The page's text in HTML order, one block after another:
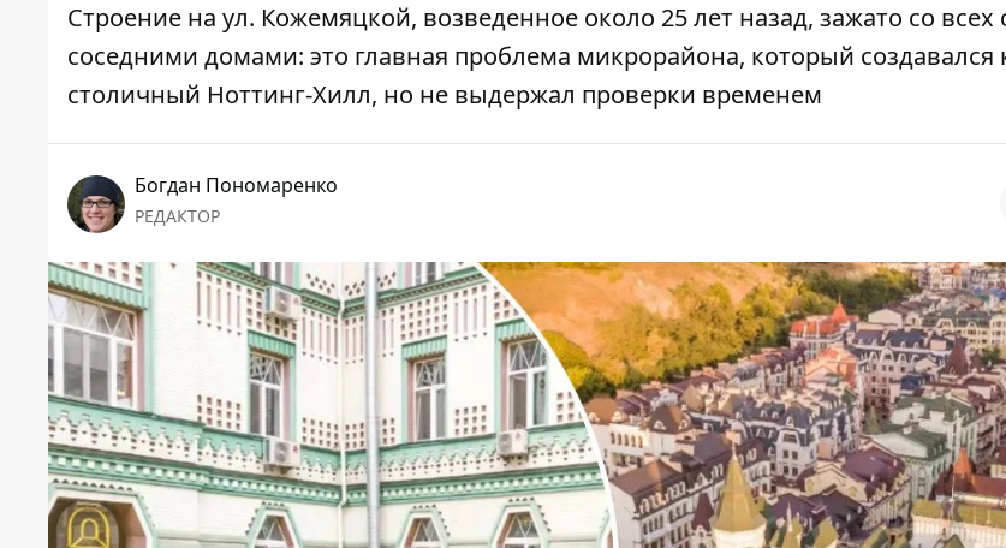
Строение на ул. Кожемяцкой, возведенное около 25 лет назад, зажато со всех
соседними домами: это главная проблема микрорайона, который создавался
столичный Ноттинг-Хилл, но не выдержал проверки временем
Богдан Пономаренко
РЕДАКТОР